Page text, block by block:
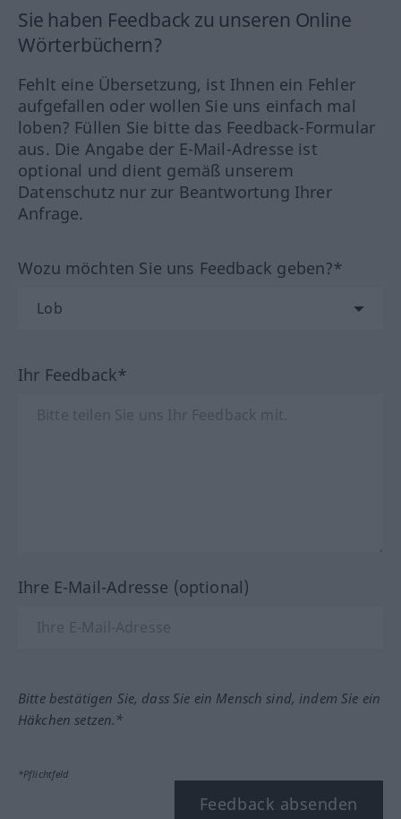
Sie haben Feedback zu unseren Online
Wörterbüchern?
Fehlt eine Übersetzung, ist Ihnen ein Fehler
aufgefallen oder wollen Sie uns einfach mal
loben? Füllen Sie bitte das Feedback-Formular
aus. Die Angabe der E-Mail-Adresse ist
optional und dient gemäß unserem
Datenschutz nur zur Beantwortung Ihrer
Anfrage.
Wozu möchten Sie uns Feedback geben?*
Ihr Feedback*
Ihre E-Mail-Adresse (optional)
Bitte bestätigen Sie, dass Sie ein Mensch sind, indem Sie ein
Häkchen setzen.*
*Pflichtfeld
Feedback absenden